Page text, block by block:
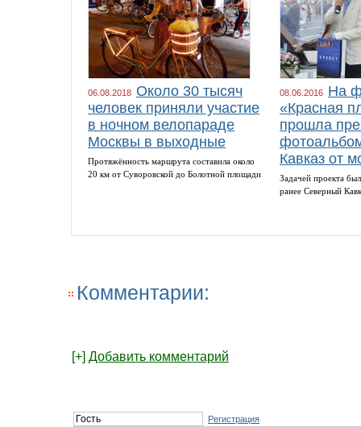
06.08.2018 Около 30 тысяч
человек приняли участие
в ночном велопараде
Москвы в выходные
Протяжённость маршрута составила около
20 км от Суворовской до Болотной площади
08.06.2016 На
«Красная
прошла
Кавказ от
Задачей проекта
ранее Северный
Комментарии:
[+] Добавить комментарий
Регистрация